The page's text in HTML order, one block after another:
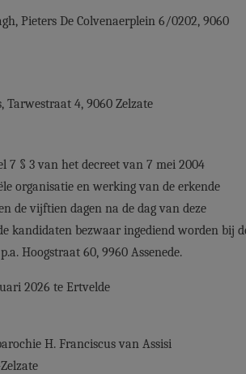
Pieters De Colvenaerplein 6/0202, 9060
Tarwestraat 4, 9060 Zelzate
7 § 3 van het decreet van 7 mei 2004
organisatie en werking van de erkende
de vijftien dagen na de dag van deze
kandidaten bezwaar ingediend worden bij
Hoogstraat 60, 9960 Assenede.
2026 te Ertvelde
H. Franciscus van Assisi